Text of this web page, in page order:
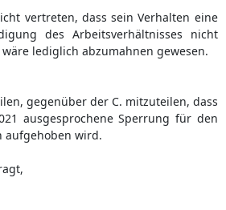
vertreten, dass sein Verhalten eine
des Arbeitsverhältnisses nicht
lediglich abzumahnen gewesen.
gegenüber der C. mitzuteilen, dass
ausgesprochene Sperrung für den
aufgehoben wird.